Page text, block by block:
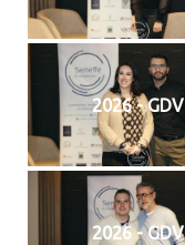
2026 - GDV
2026 - GDV